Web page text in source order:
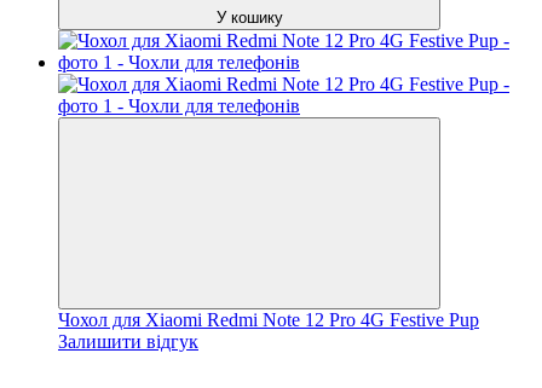
У кошику
Чохол для Xiaomi Redmi Note 12 Pro 4G Festive Pup
Залишити відгук